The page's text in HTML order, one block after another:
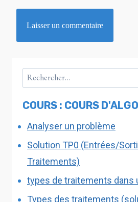
COURS : COURS
Analyser un problème
Solution TP0 (Entrées/
Traitements)
types de traitements dans
Types des traitements